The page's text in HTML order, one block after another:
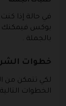
في حالة إذا
بوكس فيمكنك
بالجملة .
خطوات
لكي تتمكن من
الخطوات